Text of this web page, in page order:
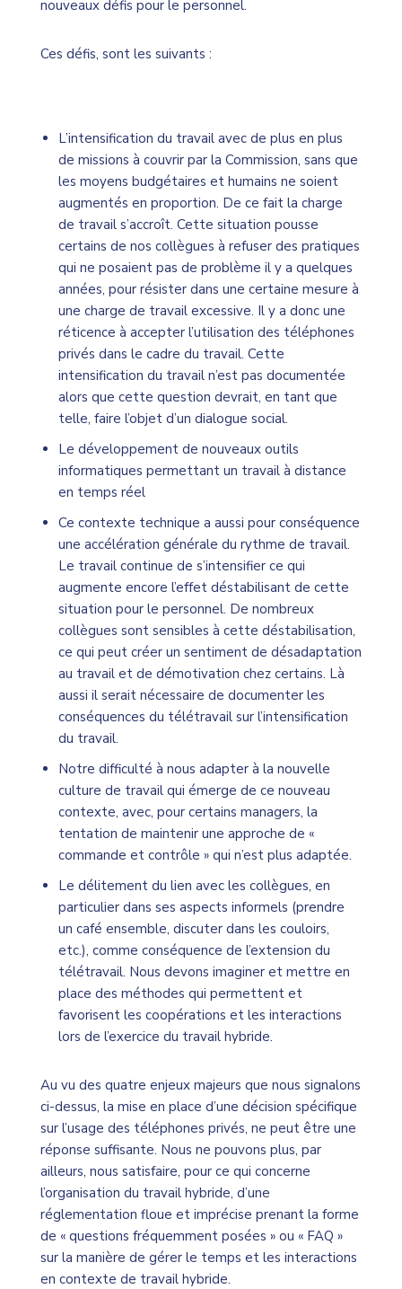
nouveaux défis pour le personnel.
Ces défis, sont les suivants :
L’intensification du travail avec de plus en plus
de missions à couvrir par la Commission, sans que
les moyens budgétaires et humains ne soient
augmentés en proportion. De ce fait la charge
de travail s’accroît. Cette situation pousse
certains de nos collègues à refuser des pratiques
qui ne posaient pas de problème il y a quelques
années, pour résister dans une certaine mesure à
une charge de travail excessive. Il y a donc une
réticence à accepter l’utilisation des téléphones
privés dans le cadre du travail. Cette
intensification du travail n’est pas documentée
alors que cette question devrait, en tant que
telle, faire l’objet d’un dialogue social.
Le développement de nouveaux outils
informatiques permettant un travail à distance
en temps réel
Ce contexte technique a aussi pour conséquence
une accélération générale du rythme de travail.
Le travail continue de s’intensifier ce qui
augmente encore l’effet déstabilisant de cette
situation pour le personnel. De nombreux
collègues sont sensibles à cette déstabilisation,
ce qui peut créer un sentiment de désadaptation
au travail et de démotivation chez certains. Là
aussi il serait nécessaire de documenter les
conséquences du télétravail sur l’intensification
du travail.
Notre difficulté à nous adapter à la nouvelle
culture de travail qui émerge de ce nouveau
contexte, avec, pour certains managers, la
tentation de maintenir une approche de «
commande et contrôle » qui n’est plus adaptée.
Le délitement du lien avec les collègues, en
particulier dans ses aspects informels (prendre
un café ensemble, discuter dans les couloirs,
etc.), comme conséquence de l’extension du
télétravail. Nous devons imaginer et mettre en
place des méthodes qui permettent et
favorisent les coopérations et les interactions
lors de l’exercice du travail hybride.
Au vu des quatre enjeux majeurs que nous signalons
ci-dessus, la mise en place d’une décision spécifique
sur l’usage des téléphones privés, ne peut être une
réponse suffisante. Nous ne pouvons plus, par
ailleurs, nous satisfaire, pour ce qui concerne
l’organisation du travail hybride, d’une
réglementation floue et imprécise prenant la forme
de « questions fréquemment posées » ou « FAQ »
sur la manière de gérer le temps et les interactions
en contexte de travail hybride.